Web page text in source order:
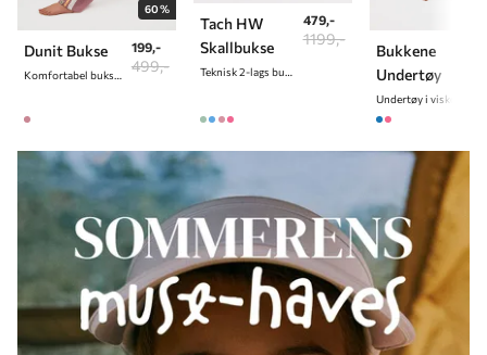
60%
Dunit Bukse
Komfortabel bukse med rette ben og mykt stoff
199,-
499,-
Tach HW
Skallbukse
Teknisk 2-lags bukse
479,-
1199,-
Bukkene
Undertøy